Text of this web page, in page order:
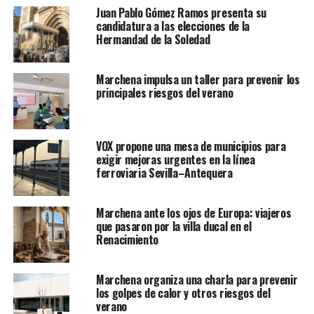
Juan Pablo Gómez Ramos presenta su
candidatura a las elecciones de la
Hermandad de la Soledad
Marchena impulsa un taller para prevenir los
principales riesgos del verano
VOX propone una mesa de municipios para
exigir mejoras urgentes en la línea
ferroviaria Sevilla–Antequera
Marchena ante los ojos de Europa: viajeros
que pasaron por la villa ducal en el
Renacimiento
Marchena organiza una charla para prevenir
los golpes de calor y otros riesgos del
verano